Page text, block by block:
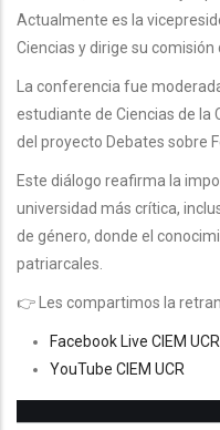
Actualmente es la
Ciencias y dirige su comisión
La conferencia fue
estudiante de Ciencias de la
del proyecto Debates sobre
Este diálogo reafirma la
universidad más crítica,
de género, donde el
patriarcales.
👉 Les compartimos la
Facebook Live CIEM UCR
YouTube CIEM UCR